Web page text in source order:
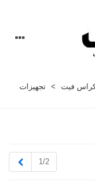
فیت > تجهیزات
1/2